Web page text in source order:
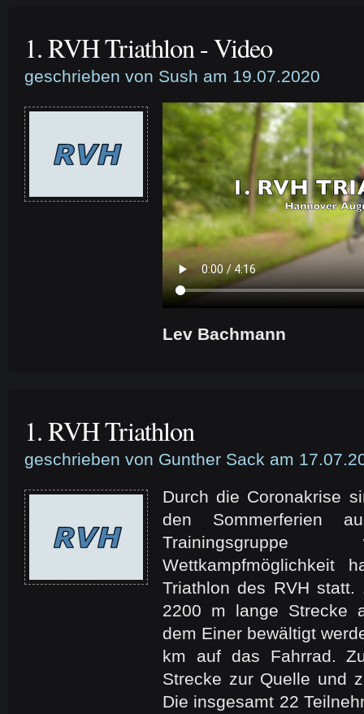
1. RVH Triathlon - Video
geschrieben von Sush am 19.07.2020
Lev Bachmann
1. RVH Triathlon
geschrieben von Gunther Sack am
Durch die Coronakrise
den Sommerferien
Wettkampfmöglichkeit
Triathlon des RVH
2200 m lange Strecke
dem Einer bewältigt
km auf das Fahrrad.
Strecke zur Quelle und
Die insgesamt 22